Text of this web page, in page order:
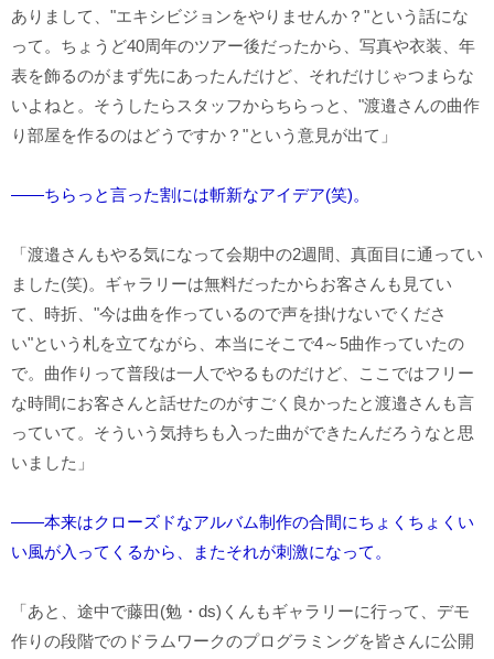
ありまして、"エキシビジョンをやりませんか？"という話にな
って。ちょうど40周年のツアー後だったから、写真や衣装、年
表を飾るのがまず先にあったんだけど、それだけじゃつまらな
いよねと。そうしたらスタッフからちらっと、"渡邉さんの曲作
り部屋を作るのはどうですか？"という意見が出て」
――ちらっと言った割には斬新なアイデア(笑)。
「渡邉さんもやる気になって会期中の2週間、真面目に通ってい
ました(笑)。ギャラリーは無料だったからお客さんも見てい
て、時折、"今は曲を作っているので声を掛けないでくださ
い"という札を立てながら、本当にそこで4～5曲作っていたの
で。曲作りって普段は一人でやるものだけど、ここではフリー
な時間にお客さんと話せたのがすごく良かったと渡邉さんも言
っていて。そういう気持ちも入った曲ができたんだろうなと思
いました」
――本来はクローズドなアルバム制作の合間にちょくちょくい
い風が入ってくるから、またそれが刺激になって。
「あと、途中で藤田(勉・ds)くんもギャラリーに行って、デモ
作りの段階でのドラムワークのプログラミングを皆さんに公開